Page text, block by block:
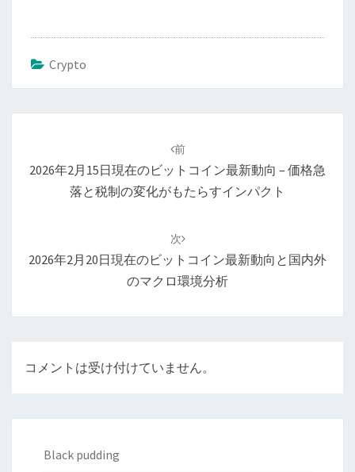
Crypto
前
2026年2月15日現在のビットコイン最新動向 – 価格急
落と税制の変化がもたらすインパクト
次
2026年2月20日現在のビットコイン最新動向と国内外
のマクロ環境分析
コメントは受け付けていません。
Black pudding